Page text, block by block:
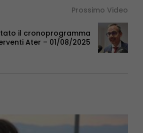
Prossimo Video
il cronoprogramma
Ater – 01/08/2025